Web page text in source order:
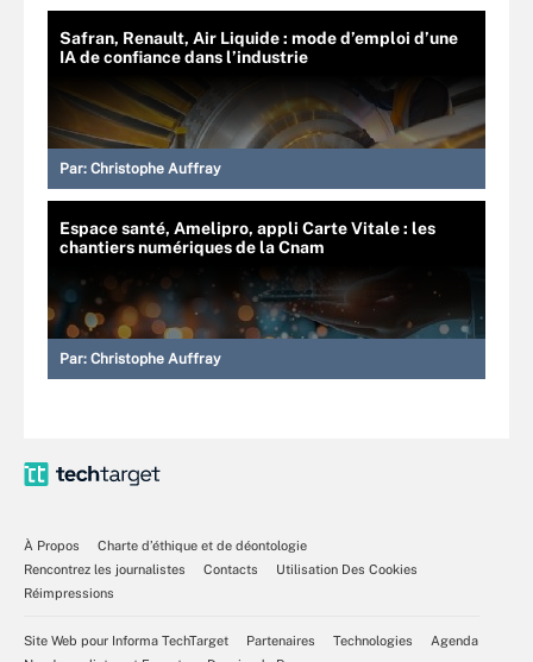
Safran, Renault, Air Liquide : mode d’emploi d’une
IA de confiance dans l’industrie
Par: Christophe Auffray
Espace santé, Amelipro, appli Carte Vitale : les
chantiers numériques de la Cnam
Par: Christophe Auffray
À Propos
Charte d’éthique et de déontologie
Rencontrez les journalistes
Contacts
Utilisation Des Cookies
Réimpressions
Site Web pour Informa TechTarget Partenaires Technologies
Agenda